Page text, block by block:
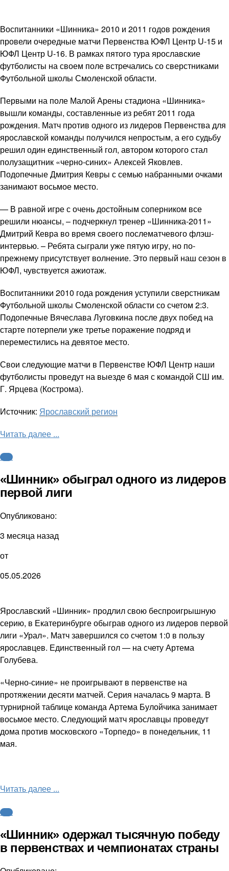
Воспитанники «Шинника» 2010 и 2011 годов рождения
провели очередные матчи Первенства ЮФЛ Центр U-15 и
ЮФЛ Центр U-16. В рамках пятого тура ярославские
футболисты на своем поле встречались со сверстниками
Футбольной школы Смоленской области.
Первыми на поле Малой Арены стадиона «Шинника»
вышли команды, составленные из ребят 2011 года
рождения. Матч против одного из лидеров Первенства для
ярославской команды получился непростым, а его судьбу
решил один единственный гол, автором которого стал
полузащитник «черно-синих» Алексей Яковлев.
Подопечные Дмитрия Кевры с семью набранными очками
занимают восьмое место.
— В равной игре с очень достойным соперником все
решили нюансы, – подчеркнул тренер «Шинника-2011»
Дмитрий Кевра во время своего послематчевого флэш-
интервью. – Ребята сыграли уже пятую игру, но по-
прежнему присутствует волнение. Это первый наш сезон в
ЮФЛ, чувствуется ажиотаж.
Воспитанники 2010 года рождения уступили сверстникам
Футбольной школы Смоленской области со счетом 2:3.
Подопечные Вячеслава Луговкина после двух побед на
старте потерпели уже третье поражение подряд и
переместились на девятое место.
Свои следующие матчи в Первенстве ЮФЛ Центр наши
футболисты проведут на выезде 6 мая с командой СШ им.
Г. Ярцева (Кострома).
Источник: Ярославский регион
Читать далее ...
ФНЛ
«Шинник» обыграл одного из лидеров
первой лиги
Опубликовано:
3 месяца назад
от
05.05.2026
Ярославский «Шинник» продлил свою беспроигрышную
серию, в Екатеринбурге обыграв одного из лидеров первой
лиги «Урал». Матч завершился со счетом 1:0 в пользу
ярославцев. Единственный гол — на счету Артема
Голубева.
«Черно-синие» не проигрывают в первенстве на
протяжении десяти матчей. Серия началась 9 марта. В
турнирной таблице команда Артема Булойчика занимает
восьмое место. Следующий матч ярославцы проведут
дома против московского «Торпедо» в понедельник, 11
мая.
Читать далее ...
ФНЛ
«Шинник» одержал тысячную победу
в первенствах и чемпионатах страны